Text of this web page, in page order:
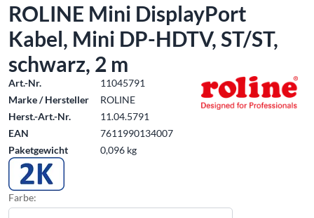
ROLINE Mini DisplayPort
Kabel, Mini DP-HDTV, ST/ST,
schwarz, 2 m
Art.-Nr.
11045791
Marke / Hersteller
ROLINE
Herst.-Art.-Nr.
11.04.5791
EAN
7611990134007
Paketgewicht
0,096 kg
Farbe: